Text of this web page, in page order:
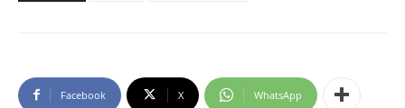
Facebook X WhatsApp